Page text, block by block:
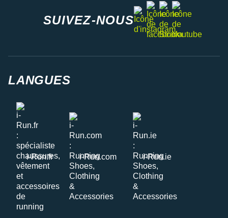
SUIVEZ-NOUS
instagram
facebook
stravayoutube
LANGUES
i-Run.fr i-Run.com i-Run.ie